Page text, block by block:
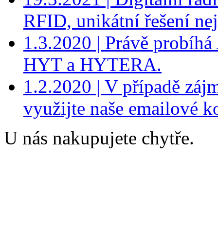
RFID, unikátní řešení
1.3.2020 | Právě
HYT a HYTERA.
1.2.2020 | V případě
využijte naše emailové
U nás nakupujete chytře.